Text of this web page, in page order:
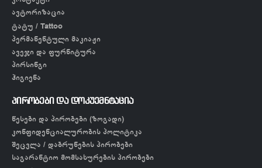
ავტორიზაცია
ტატუ / Tattoo
პერმანენტული მაკიაჟი
ავეჯი და ფურნიტურა
პირსინგი
ჰიგიენა
პირობები და დოკუემნტაცია
წესები და პირობები (ზოგადი)
კონფიდენციალურობის პოლიტიკა
შეცვლა / დაბრუნების პირობები
საგარანტიო მომსახურების პირობები